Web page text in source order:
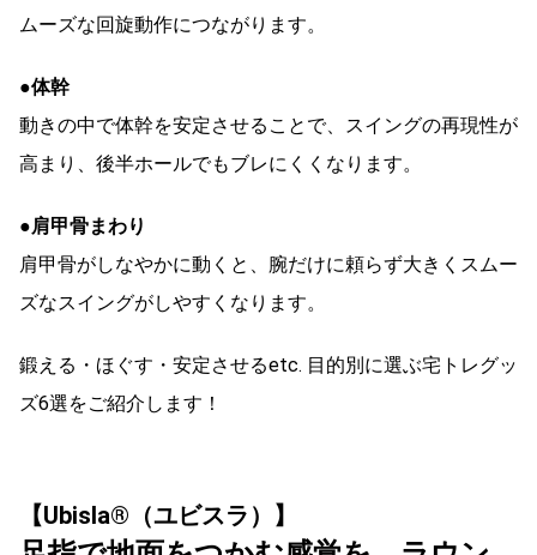
ムーズな回旋動作につながります。
●体幹
動きの中で体幹を安定させることで、スイングの再現性が
高まり、後半ホールでもブレにくくなります。
●肩甲骨まわり
肩甲骨がしなやかに動くと、腕だけに頼らず大きくスムー
ズなスイングがしやすくなります。
鍛える・ほぐす・安定させるetc. 目的別に選ぶ宅トレグッ
ズ6選をご紹介します！
【Ubisla®︎（ユビスラ）】